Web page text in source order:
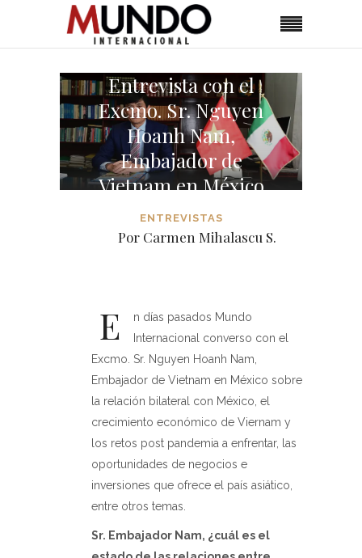
Entrevista con el
Excmo. Sr. Nguyen
Hoanh Nam,
Embajador de
Vietnam en México
ENTREVISTAS
Por Carmen Mihalascu S.
E
n días pasados Mundo
Internacional converso con el
Excmo. Sr. Nguyen Hoanh Nam,
Embajador de Vietnam en México sobre
la relación bilateral con México, el
crecimiento económico de Viernam y
los retos post pandemia a enfrentar, las
oportunidades de negocios e
inversiones que ofrece el país asiático,
entre otros temas.
Sr. Embajador Nam, ¿cuál es el